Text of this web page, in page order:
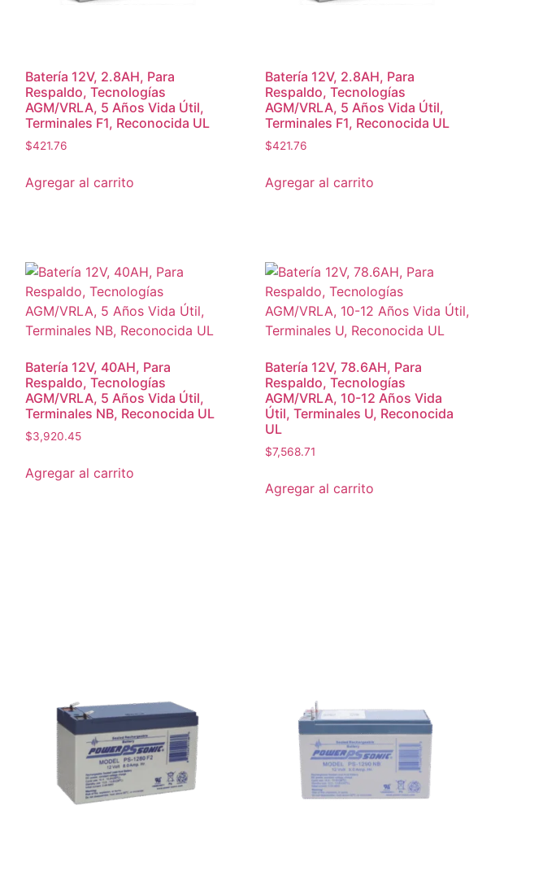
Batería 12V, 2.8AH, Para
Respaldo, Tecnologías
AGM/VRLA, 5 Años Vida Útil,
Terminales F1, Reconocida UL
$421.76
Agregar al carrito
Batería 12V, 2.8AH, Para
Respaldo, Tecnologías
AGM/VRLA, 5 Años Vida Útil,
Terminales F1, Reconocida UL
$421.76
Agregar al carrito
Batería 12V, 40AH, Para
Respaldo, Tecnologías
AGM/VRLA, 5 Años Vida Útil,
Terminales NB, Reconocida UL
$3,920.45
Agregar al carrito
Batería 12V, 78.6AH, Para
Respaldo, Tecnologías
AGM/VRLA, 10-12 Años Vida
Útil, Terminales U, Reconocida
UL
$7,568.71
Agregar al carrito